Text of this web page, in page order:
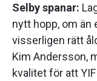
Selby spanar:
nytt hopp, om än
visserligen rätt
Kim Andersson,
kvalitet för att